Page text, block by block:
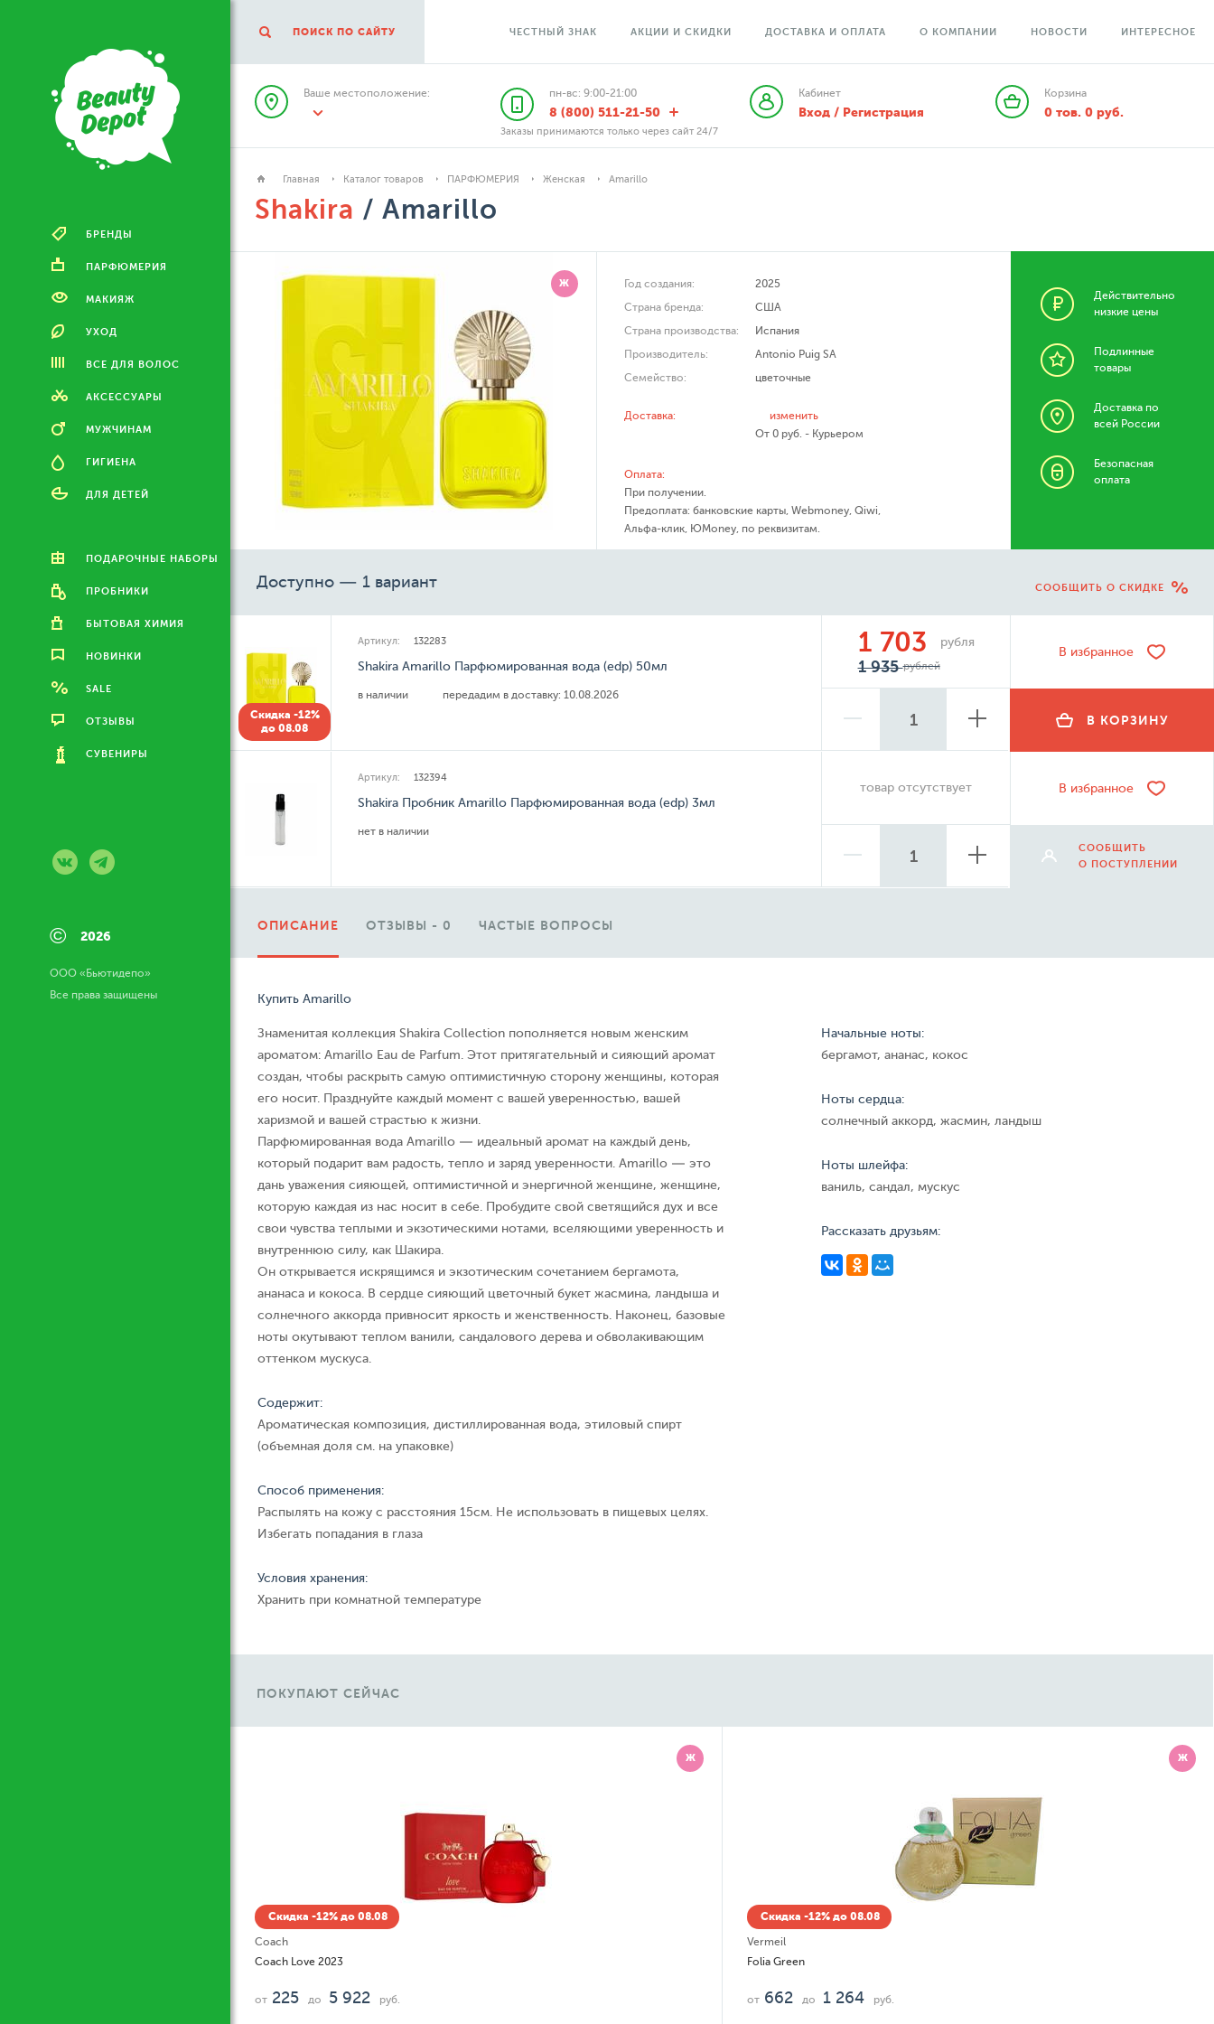
БРЕНДЫ
ПАРФЮМЕРИЯ
МАКИЯЖ
УХОД
ВСЕ ДЛЯ ВОЛОС
АКСЕССУАРЫ
МУЖЧИНАМ
ГИГИЕНА
ДЛЯ ДЕТЕЙ
ПОДАРОЧНЫЕ НАБОРЫ
ПРОБНИКИ
БЫТОВАЯ ХИМИЯ
НОВИНКИ
SALE
ОТЗЫВЫ
СУВЕНИРЫ
© 2026
ООО «Бьютидепо»
Все права защищены
ПОИСК ПО САЙТУ ЧЕСТНЫЙ ЗНАК АКЦИИ И СКИДКИ ДОСТАВКА И ОПЛАТА О КОМПАНИИ НОВОСТИ ИНТЕРЕСНОЕ
Ваше местоположение: пн-вс: 9:00-21:00
8 (800) 511-21-50
Заказы принимаются только через сайт 24/7
Кабинет
Вход / Регистрация
Корзина
0 тов. 0руб.
Главная Каталог товаров ПАРФЮМЕРИЯ Женская Amarillo
Shakira / Amarillo
Ж Год создания:
2025
Страна бренда:
США
Страна производства:
Испания
Производитель:
Antonio Puig SA
Семейство:
цветочные
Доставка:
изменить
От 0 руб. - Курьером
Оплата:
При получении.
Предоплата: банковские карты, Webmoney, Qiwi,
Альфа-клик, ЮMoney, по реквизитам.
Действительно
низкие цены
Подлинные
товары
Доставка по
всей России
Безопасная
оплата
Доступно — 1 вариант СООБЩИТЬ О СКИДКЕ
Скидка -12%
до 08.08
Артикул: 132283
Shakira Amarillo Парфюмированная вода (edp) 50мл
в наличии передадим в доставку: 10.08.2026
1 703 рубля
1 935рублей
В избранное
В КОРЗИНУ
Артикул: 132394
Shakira Пробник Amarillo Парфюмированная вода (edp) 3мл
нет в наличии
товар отсутствует В избранное
СООБЩИТЬ
О ПОСТУПЛЕНИИ
ОПИСАНИЕ ОТЗЫВЫ - 0 ЧАСТЫЕ ВОПРОСЫ
Купить Amarillo
Знаменитая коллекция Shakira Collection пополняется новым женским
ароматом: Amarillo Eau de Parfum. Этот притягательный и сияющий аромат
создан, чтобы раскрыть самую оптимистичную сторону женщины, которая
его носит. Празднуйте каждый момент с вашей уверенностью, вашей
харизмой и вашей страстью к жизни.
Парфюмированная вода Amarillo — идеальный аромат на каждый день,
который подарит вам радость, тепло и заряд уверенности. Amarillo — это
дань уважения сияющей, оптимистичной и энергичной женщине, женщине,
которую каждая из нас носит в себе. Пробудите свой светящийся дух и все
свои чувства теплыми и экзотическими нотами, вселяющими уверенность и
внутреннюю силу, как Шакира.
Он открывается искрящимся и экзотическим сочетанием бергамота,
ананаса и кокоса. В сердце сияющий цветочный букет жасмина, ландыша и
солнечного аккорда привносит яркость и женственность. Наконец, базовые
ноты окутывают теплом ванили, сандалового дерева и обволакивающим
оттенком мускуса.
Содержит:
Ароматическая композиция, дистиллированная вода, этиловый спирт
(объемная доля см. на упаковке)
Способ применения:
Распылять на кожу с расстояния 15см. Не использовать в пищевых целях.
Избегать попадания в глаза
Условия хранения:
Хранить при комнатной температуре
Начальные ноты:
бергамот, ананас, кокос
Ноты сердца:
солнечный аккорд, жасмин, ландыш
Ноты шлейфа:
ваниль, сандал, мускус
Рассказать друзьям:
ПОКУПАЮТ СЕЙЧАС
руб. руб.